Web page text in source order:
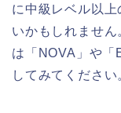
に中級レベル以
いかもしれませ
は「NOVA」や「
してみてください